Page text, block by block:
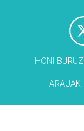
HONI BURUZ
ARAUAK